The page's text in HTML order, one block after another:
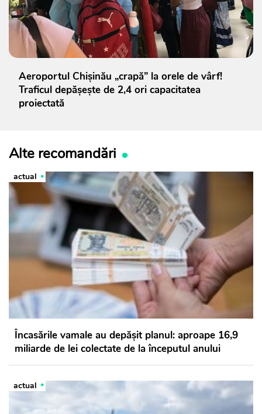
Aeroportul Chișinău „crapă” la orele de vârf!
Traficul depășește de 2,4 ori capacitatea
proiectată
Alte recomandări
actual
Încasările vamale au depășit planul: aproape 16,9
miliarde de lei colectate de la începutul anului
actual